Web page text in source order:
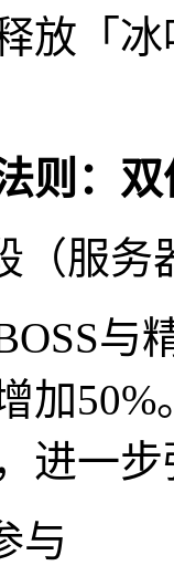
放「
则：
（服务
与
加
进一
与